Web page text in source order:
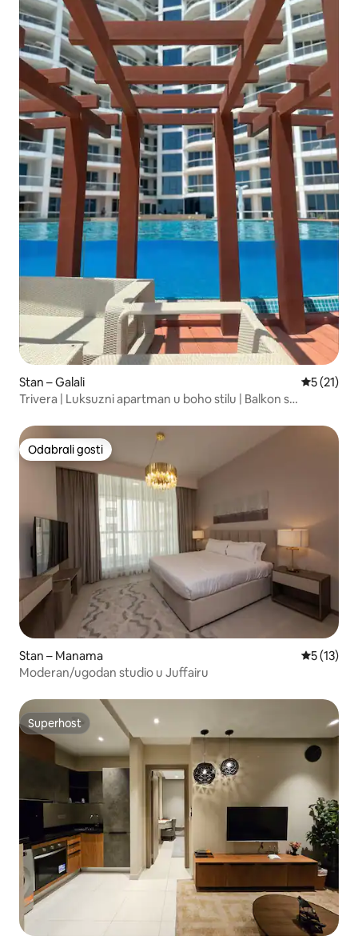
Stan – Galali Prosječna
5 (21)
Trivera | Luksuzni apartman u boho stilu | Balkon s
Odabrali gosti
Odabrali gosti
Stan – Manama Prosječna
5 (13)
Moderan/ugodan studio u Juffairu
Superhost
Superhost